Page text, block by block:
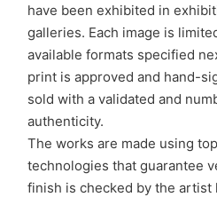
have been exhibited in
galleries. Each image is
available formats specified
print is approved and hand-
sold with a validated and
authenticity.
The works are made using
technologies that guarantee
finish is checked by the artist